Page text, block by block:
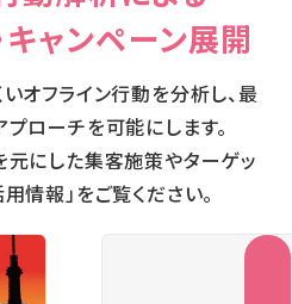
ャンペーン展開
オフライン行動を分析し、最
ローチを可能にします。
元にした集客施策やターゲッ
情報」をご覧ください。